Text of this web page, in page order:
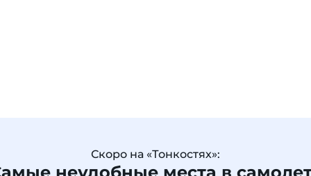
Скоро на «Тонкостях»: